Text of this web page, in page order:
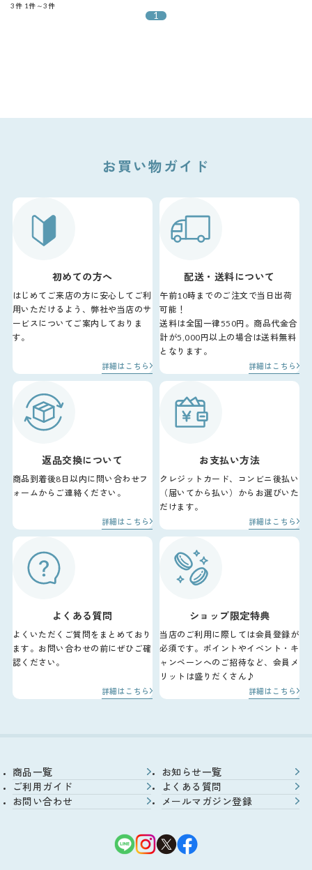
3件 1件～3件
1
お買い物ガイド
初めての方へ
はじめてご来店の方に安心してご利
用いただけるよう、弊社や当店のサ
ービスについてご案内しておりま
す。
詳細はこちら
配送・送料について
午前10時までのご注文で当日出荷
可能！
送料は全国一律550円。商品代金合
計が5,000円以上の場合は送料無料
となります。
詳細はこちら
返品交換について
商品到着後8日以内に問い合わせフ
ォームからご連絡ください。
詳細はこちら
お支払い方法
クレジットカード、コンビニ後払い
（届いてから払い）からお選びいた
だけます。
詳細はこちら
よくある質問
よくいただくご質問をまとめており
ます。お問い合わせの前にぜひご確
認ください。
詳細はこちら
ショップ限定特典
当店のご利用に際しては会員登録が
必須です。ポイントやイベント・キ
ャンペーンへのご招待など、会員メ
リットは盛りだくさん♪
詳細はこちら
商品一覧
お知らせ一覧
ご利用ガイド
よくある質問
お問い合わせ
メールマガジン登録